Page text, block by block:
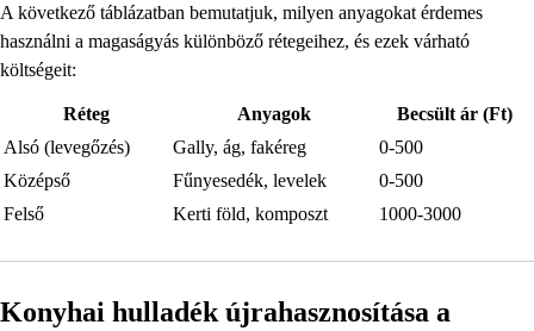
A következő táblázatban bemutatjuk, milyen anyagokat érdemes
használni a magaságyás különböző rétegeihez, és ezek várható
költségeit:
Réteg Anyagok
Becsült ár (Ft)
Alsó (levegőzés)
Gally, ág, fakéreg
0-500
Középső
Fűnyesedék, levelek
0-500
Felső
Kerti föld, komposzt 1000-3000
Konyhai hulladék újrahasznosítása a